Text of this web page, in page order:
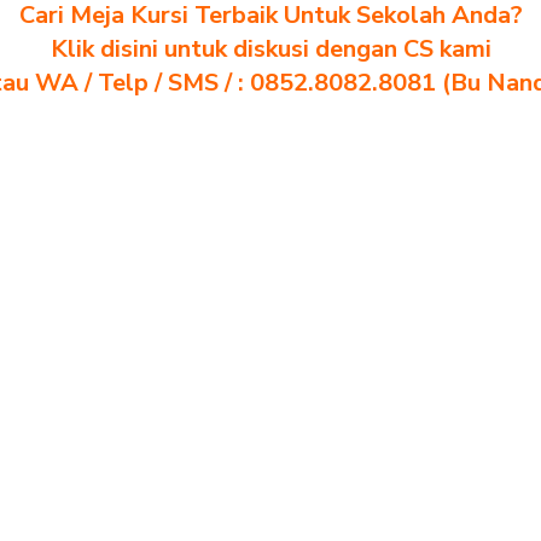
Cari Meja Kursi Terbaik Untuk Sekolah Anda?
Klik disini untuk diskusi dengan CS kami
WA / Telp / SMS / : 0852.8082.8081 (Bu